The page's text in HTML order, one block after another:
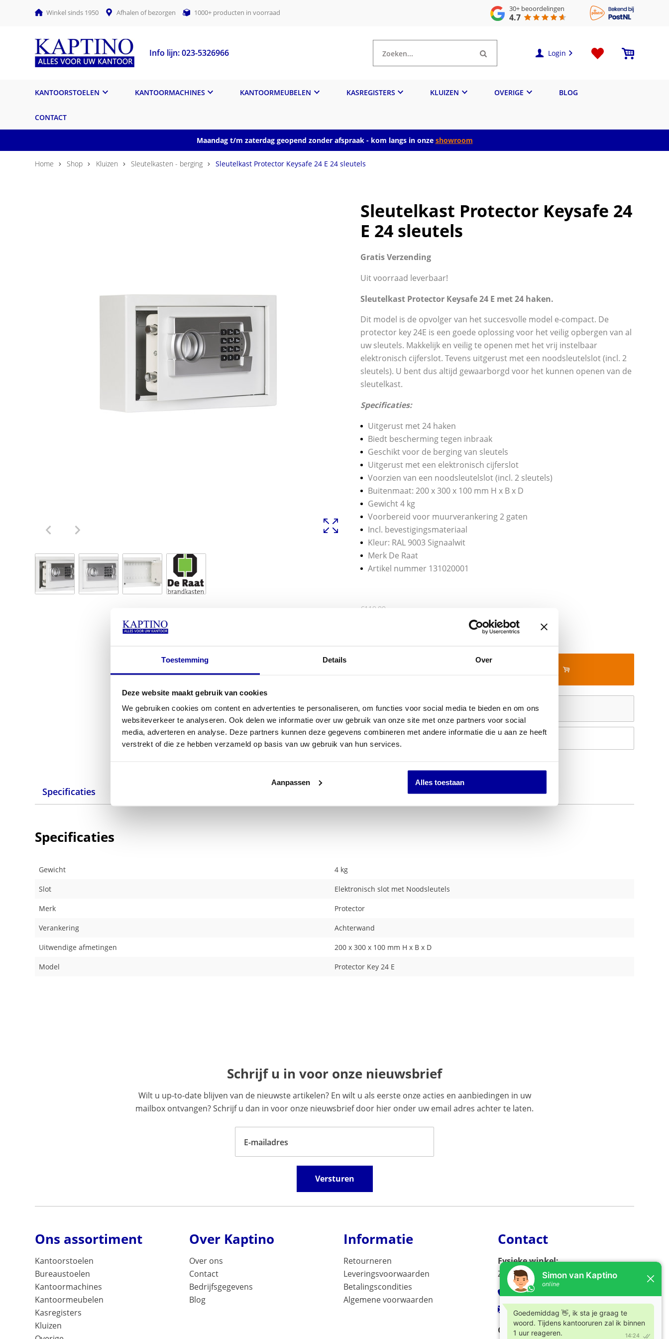
Toestemming Details Over
Deze website maakt gebruik van cookies
We gebruiken cookies om content en advertenties te personaliseren, om functies voor social media te bieden en om ons
websiteverkeer te analyseren. Ook delen we informatie over uw gebruik van onze site met onze partners voor social
media, adverteren en analyse. Deze partners kunnen deze gegevens combineren met andere informatie die u aan ze heeft
verstrekt of die ze hebben verzameld op basis van uw gebruik van hun services.
Aanpassen Alles toestaan
Winkel sinds 1950 Afhalen of bezorgen 1000+ producten in voorraad 30+ beoordelingen
4.7
Info lijn: 023-5326966 Zoeken... Login
KANTOORSTOELEN KANTOORMACHINES KANTOORMEUBELEN KASREGISTERS KLUIZEN OVERIGE BLOG
CONTACT
Maandag t/m zaterdag geopend zonder afspraak - kom langs in onze showroom
Home Shop Kluizen Sleutelkasten - berging Sleutelkast Protector Keysafe 24 E 24 sleutels
Sleutelkast Protector Keysafe 24
E 24 sleutels
Gratis Verzending
Uit voorraad leverbaar!
Sleutelkast Protector Keysafe 24 E met 24 haken.
Dit model is de opvolger van het succesvolle model e-compact. De
protector key 24E is een goede oplossing voor het veilig opbergen van al
uw sleutels. Makkelijk en veilig te openen met het vrij instelbaar
elektronisch cijferslot. Tevens uitgerust met een noodsleutelslot (incl. 2
sleutels). U bent dus altijd gewaarborgd voor het kunnen openen van de
sleutelkast.
Specificaties:
Uitgerust met 24 haken
Biedt bescherming tegen inbraak
Geschikt voor de berging van sleutels
Uitgerust met een elektronisch cijferslot
Voorzien van een noodsleutelslot (incl. 2 sleutels)
Buitenmaat: 200 x 300 x 100 mm H x B x D
Gewicht 4 kg
Voorbereid voor muurverankering 2 gaten
Incl. bevestigingsmateriaal
Kleur: RAL 9003 Signaalwit
Merk De Raat
Artikel nummer 131020001
€119,00
Offerte aanvragen
Specificaties
Specificaties
Gewicht 4 kg
Slot Elektronisch slot met Noodsleutels
Merk Protector
Verankering Achterwand
Uitwendige afmetingen 200 x 300 x 100 mm H x B x D
Model Protector Key 24 E
Schrijf u in voor onze nieuwsbrief
Wilt u up-to-date blijven van de nieuwste artikelen? En wilt u als eerste onze acties en aanbiedingen in uw
mailbox ontvangen? Schrijf u dan in voor onze nieuwsbrief door hier onder uw email adres achter te laten.
E-mailadres
Versturen
Ons assortiment
Kantoorstoelen
Bureaustoelen
Kantoormachines
Kantoormeubelen
Kasregisters
Kluizen
Over Kaptino
Over ons
Contact
Bedrijfsgegevens
Blog
Informatie
Retourneren
Leveringsvoorwaarden
Betalingscondities
Algemene voorwaarden
Contact
Fysieke winkel:
Zijlweg 53, 2013 DC Haarlem
023-5326966
verkoop@kaptino.nl
Openingstijden: